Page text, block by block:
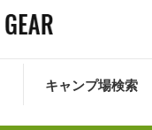
キャンプ場検索